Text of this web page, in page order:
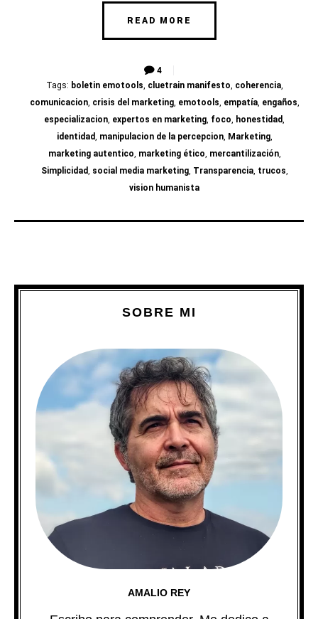
READ MORE
4
Tags: boletin emotools cluetrain manifesto coherencia,
comunicacion, crisis del marketing, emotools empatía, engaños
especializacion expertos en marketing foco honestidad
identidad
manipulacion de la percepcion, Marketing,
marketing autentico marketing ético mercantilización,
Simplicidad
social media marketing, Transparencia, trucos
vision humanista
SOBRE MI
AMALIO REY